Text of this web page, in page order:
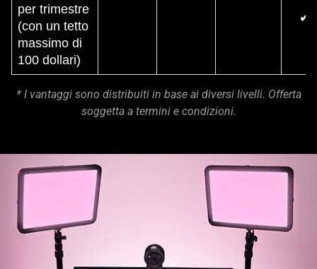
per trimestre
(con un tetto
massimo di
100 dollari)
✔
* I vantaggi sono distribuiti in base ai diversi livelli. Offerta
soggetta a termini e condizioni.